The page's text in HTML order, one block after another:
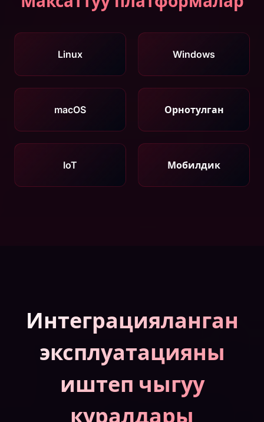
Linux Windows
macOS Орнотулган
IoT Мобилдик
Интеграцияланган
эксплуатацияны
иштеп чыгуу
куралдары